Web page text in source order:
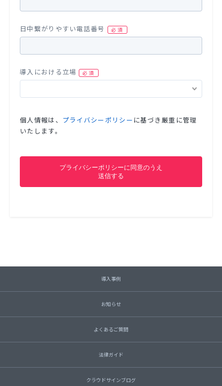
日中繋がりやすい電話番号
導入における立場
個人情報は、 プライバシーポリシー に基づき厳重に管理
いたします。
導入事例
お知らせ
よくあるご質問
法律ガイド
クラウドサインブログ